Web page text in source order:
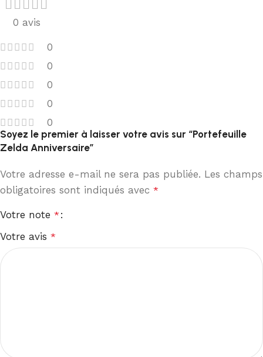
0 avis
0
0
0
0
0
Soyez le premier à laisser votre avis sur “Portefeuille
Zelda Anniversaire”
Votre adresse e-mail ne sera pas publiée. Les champs
obligatoires sont indiqués avec *
Votre note *
Votre avis *